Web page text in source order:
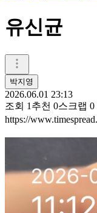
유신균
박지영
2026.06.01 23:13
조회 1 추천 0스크랩 0
https://